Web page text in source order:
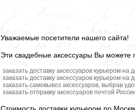
Уважаемые посетители нашего сайта!
Эти свадебные аксессуары Вы можете
заказать доставку аксессуаров курьером
заказать доставку аксессуаров курьером
заказать самовывоз аксессуаров, выбрав
заказать отправку аксессуаров почтой